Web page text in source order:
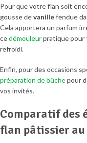
Pour que votre flan soit
gousse devanillefendue
Cela apportera un parfum
cedémouleurpratique pour
refroidi.
Enfin, pour des occasions
préparation de bûchepour
vos invités.
Comparatif des
flan pâtissier